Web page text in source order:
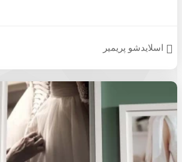
اسلایدشو پریمیر